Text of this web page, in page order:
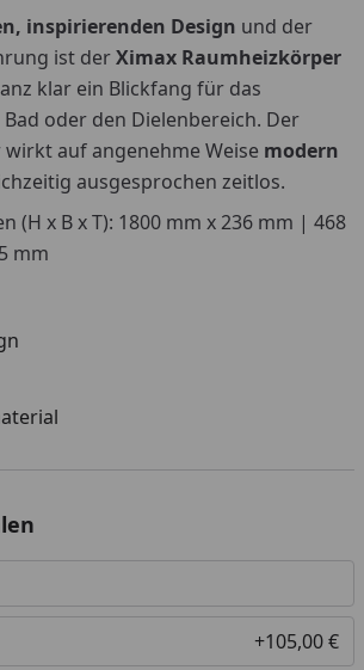
inspirierenden Design und der
ist derXimax Raumheizkörper
klar ein Blickfang für das
oder den Dielenbereich. Der
auf angenehme Weise modern
ausgesprochen zeitlos.
(H x B x T): 1800 mm x 236 mm | 468
mm
+105,00 €